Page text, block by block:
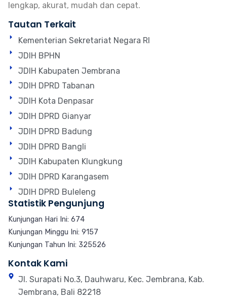
lengkap, akurat, mudah dan cepat.
Tautan Terkait
Kementerian Sekretariat Negara RI
JDIH BPHN
JDIH Kabupaten Jembrana
JDIH DPRD Tabanan
JDIH Kota Denpasar
JDIH DPRD Gianyar
JDIH DPRD Badung
JDIH DPRD Bangli
JDIH Kabupaten Klungkung
JDIH DPRD Karangasem
JDIH DPRD Buleleng
Statistik Pengunjung
Kunjungan Hari Ini: 674
Kunjungan Minggu Ini: 9157
Kunjungan Tahun Ini: 325526
Kontak Kami
Jl. Surapati No.3, Dauhwaru, Kec. Jembrana, Kab.
Jembrana, Bali 82218